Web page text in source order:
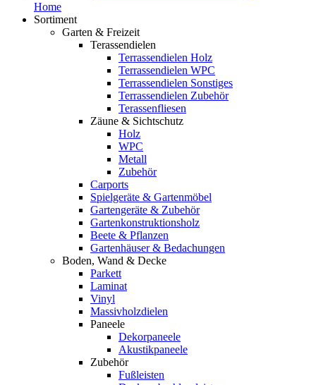
Home
Sortiment
Garten & Freizeit
Terassendielen
Terrassendielen Holz
Terrassendielen WPC
Terrassendielen Sonstiges
Terrassendielen Zubehör
Terassenfliesen
Zäune & Sichtschutz
Holz
WPC
Metall
Zubehör
Carports
Spielgeräte & Gartenmöbel
Gartengeräte & Zubehör
Gartenkonstruktionsholz
Beete & Pflanzen
Gartenhäuser & Bedachungen
Boden, Wand & Decke
Parkett
Laminat
Vinyl
Massivholzdielen
Paneele
Dekorpaneele
Akustikpaneele
Zubehör
Fußleisten